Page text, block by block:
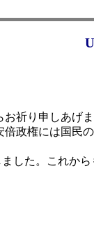
祈り申しあげま
政権には国民
した。これか